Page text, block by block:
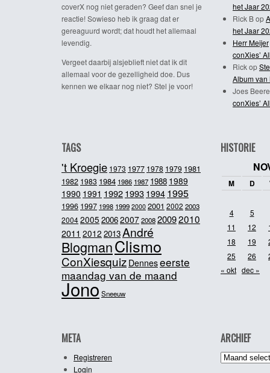
coverX nog niet geraden? Geef dan snel je
reactie! Sowieso heb ik graag dat er
gereaguurd wordt; dat houdt het allemaal
levendig.
Vergeet daarbij alsjeblieft niet dat ik dit
allemaal voor de gezelligheid doe. Dus
kennen we elkaar nog niet? Stel je voor!
het Jaar
Rick Bop
het Jaar
Herr Meijer
conXies’
Rickop
Album van
Joes
conXies’
TAGS
't Kroegie 1973 1977 1978 1979 1981
1982 1983 1984 1986 1987 1988 1989
1990 1991 19921993 1994 1995
1996 1997 1998 1999 2000 2001 2002 2003
20042005 20062007200820092010
2011 2012 2013André
BlogmanClismo
ConXiesquiz Denneseerste
maandag van de maand
JonoSneeuw
HISTORIE
M D
4
5
11
12
18
19
25
26
« okt dec »
META
Registreren
Login
ARCHIEF
Archief